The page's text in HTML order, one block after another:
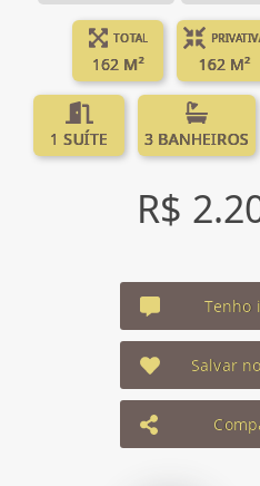
TOTAL
162 M² 162 M²
1 SUÍTE 3 BANHEIROS
R$
Tenho
Salvar